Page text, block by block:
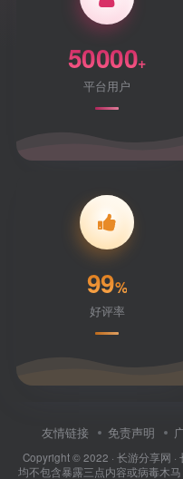
50000+
平台用户
99%
好评率
友情链接 免责声明
Copyright © 2022 · 长游分享网 ·
均不包含暴露三点内容或病毒木